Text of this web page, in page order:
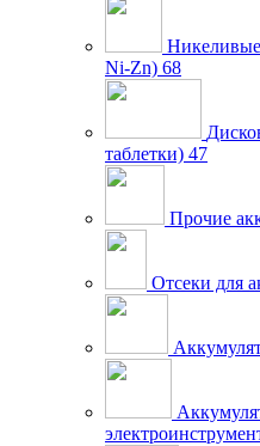
Ni-Zn) 68
таблетки) 47
Прочие
Отсеки для